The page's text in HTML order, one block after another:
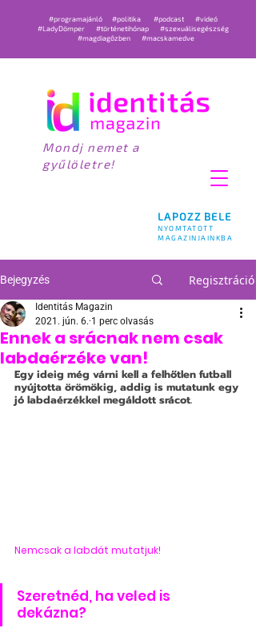
LAPOZZ BELE
NYOMTATOTT
MAGAZINJAINKBA
#programajánló #politika #podcast
#videó
#LadyDömper
#történetihónap
#szexuálisegészség
#magdiagőzben
#macskamedve
Mondj nemet a
gyűlöletre!
Bejegyzés Regisztráció
Ennek a srácnak nem csak
labdaérzéke van!
Identitás Magazin
2021. jún. 6. 1 perc olvasás
Egy ideig még várni kell a felhőtlen futball
nyújtotta örömökig, addig is mutatunk egy
jó labdaérzékkel megáldott srácot.
Nemcsak a labdát mutatjuk!
Szeretnéd, ha veled is
dekázna?